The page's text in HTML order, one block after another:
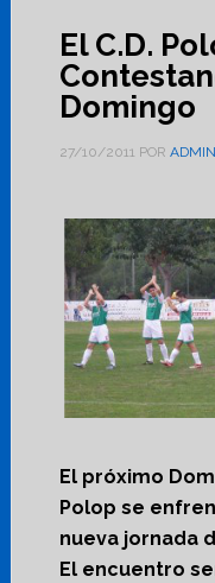
El C.D.
Domingo
27/10/2011 POR ADMIN
El próximo
Polop se
nueva jornada
El encuentro